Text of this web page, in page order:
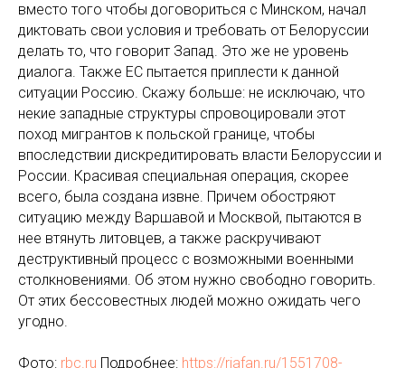
вместо того чтобы договориться с Минском, начал
диктовать свои условия и требовать от Белоруссии
делать то, что говорит Запад. Это же не уровень
диалога. Также ЕС пытается приплести к данной
ситуации Россию. Скажу больше: не исключаю, что
некие западные структуры спровоцировали этот
поход мигрантов к польской границе, чтобы
впоследствии дискредитировать власти Белоруссии и
России. Красивая специальная операция, скорее
всего, была создана извне. Причем обостряют
ситуацию между Варшавой и Москвой, пытаются в
нее втянуть литовцев, а также раскручивают
деструктивный процесс с возможными военными
столкновениями. Об этом нужно свободно говорить.
От этих бессовестных людей можно ожидать чего
угодно.
Фото: rbc.ru Подробнее: https://riafan.ru/1551708-